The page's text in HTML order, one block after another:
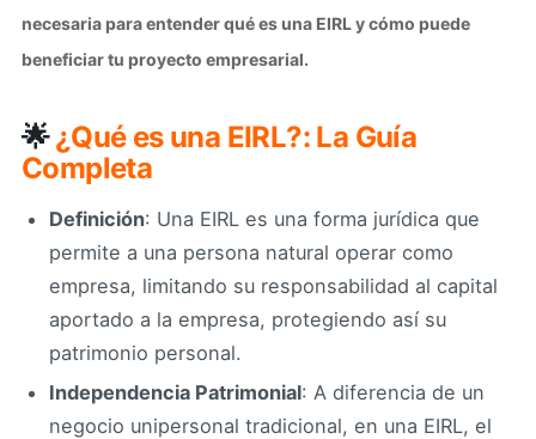
necesaria para entender qué es una EIRL y cómo puede
beneficiar tu proyecto empresarial.
🌟¿Qué es una EIRL?: La Guía
Completa
Definición: Una EIRL es una forma jurídica que
permite a una persona natural operar como
empresa, limitando su responsabilidad al capital
aportado a la empresa, protegiendo así su
patrimonio personal.
Independencia Patrimonial: A diferencia de un
negocio unipersonal tradicional, en una EIRL, el